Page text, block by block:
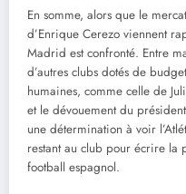
En somme, alors que le
d’Enrique Cerezo viennent
Madrid est confronté. Entre
d’autres clubs dotés de
humaines, comme celle de
et le dévouement du
une détermination à voir
restant au club pour écrire la
football espagnol.